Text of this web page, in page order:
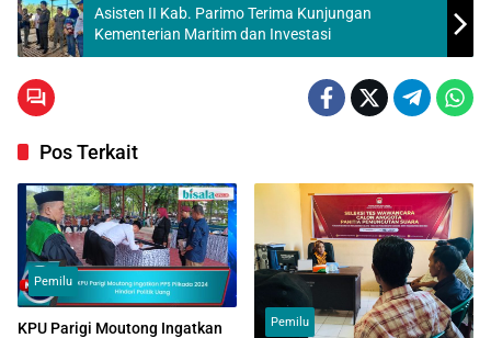
Asisten II Kab. Parimo Terima Kunjungan
Kementerian Maritim dan Investasi
Pos Terkait
Pemilu
KPU Parigi Moutong Ingatkan
Pemilu